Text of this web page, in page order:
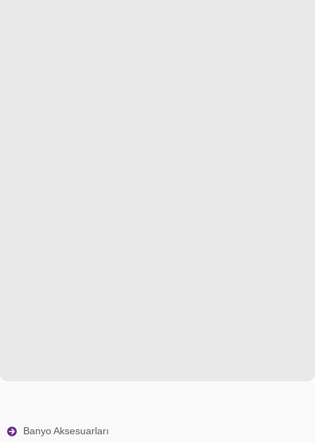
Banyo Aksesuarları